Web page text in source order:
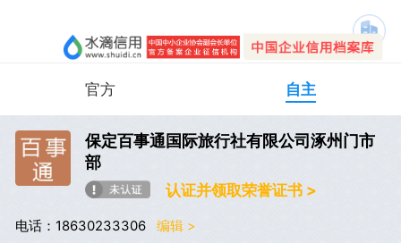
官方 自主
保定百事通国际旅行社有限公司涿州门市
部
认证并领取荣誉证书 >
电话：18630233306
编辑 >